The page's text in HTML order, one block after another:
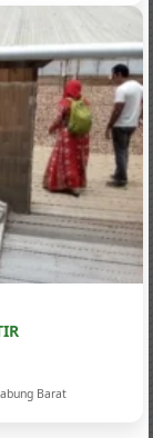
Barat